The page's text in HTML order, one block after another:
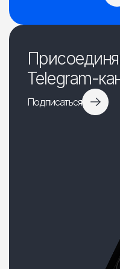
Telegram-
Подписаться